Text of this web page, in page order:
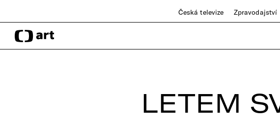
Česká televize Zpravodajství
LETEM